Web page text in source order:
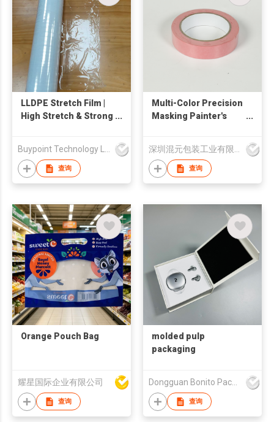
LLDPE Stretch Film |
High Stretch & Strong
查询
Multi-Color Precision
Masking Painter's
查询
Orange Pouch Bag
耀星国际企业有限公司
查询
molded pulp
packaging
Dongguan Bonito Packaging Co., Ltd.
查询